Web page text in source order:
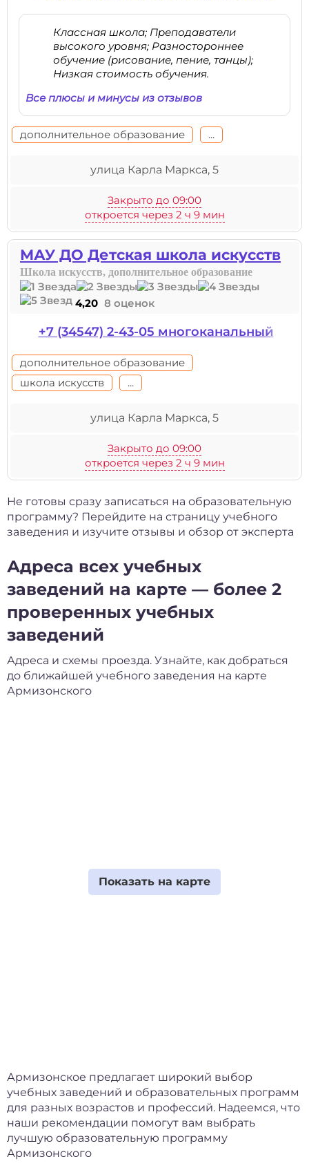
Классная школа; Преподаватели
высокого уровня; Разностороннее
обучение (рисование, пение, танцы);
Низкая стоимость обучения.
Все плюсы и минусы из отзывов
дополнительное образование ...
улица Карла Маркса, 5
Закрыто до 09:00
откроется через 2 ч 9 мин
МАУ ДО Детская школа искусств
Школа искусств, дополнительное образование
4,20 8 оценок
+7 (34547) 2-43-05 многоканальный
дополнительное образование
школа искусств
...
улица Карла Маркса, 5
Закрыто до 09:00
откроется через 2 ч 9 мин
Не готовы сразу записаться на образовательную
программу? Перейдите на страницу учебного
заведения и изучите отзывы и обзор от эксперта
Адреса всех учебных
заведений на карте — более 2
проверенных учебных
заведений
Адреса и схемы проезда. Узнайте, как добраться
до ближайшей учебного заведения на карте
Армизонского
Армизонское предлагает широкий выбор
учебных заведений и образовательных программ
для разных возрастов и профессий. Надеемся, что
наши рекомендации помогут вам выбрать
лучшую образовательную программу
Армизонского